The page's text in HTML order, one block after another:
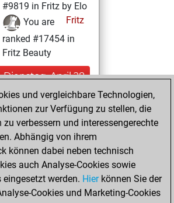
#9819 in Fritz by Elo
Fritz
You are
ranked #17454 in
Fritz Beauty
Dienstag, April 28,
2026
You created
your Fritz account
Fritz
Freitag, März
27, 2026
You played 3
und vergleichbare Technologien,
zur Verfügung zu stellen, die
verbessern und interessengerechte
Abhängig von ihrem
können dabei neben technisch
auch Analyse-Cookies sowie
werden. Hierkönnen Sie der
Cookies und Marketing-Cookies